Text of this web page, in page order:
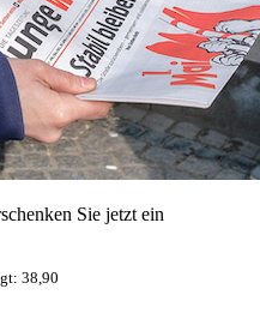
Sie jetzt ein
38,90